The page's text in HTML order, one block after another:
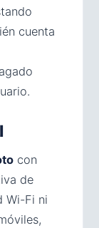
cuenta
con
de
Wi-Fi ni